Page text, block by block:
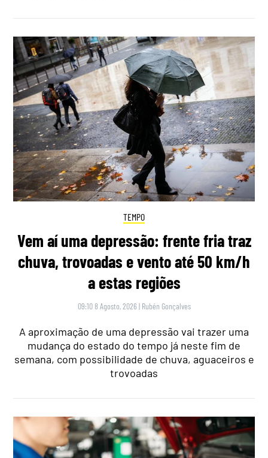
TEMPO
Vem aí uma depressão: frente fria traz
chuva, trovoadas e vento até 50 km/h
a estas regiões
09:10 8 Agosto, 2026 | Rubén Gonçalves
A aproximação de uma depressão vai trazer uma
mudança do estado do tempo já neste fim de
semana, com possibilidade de chuva, aguaceiros e
trovoadas